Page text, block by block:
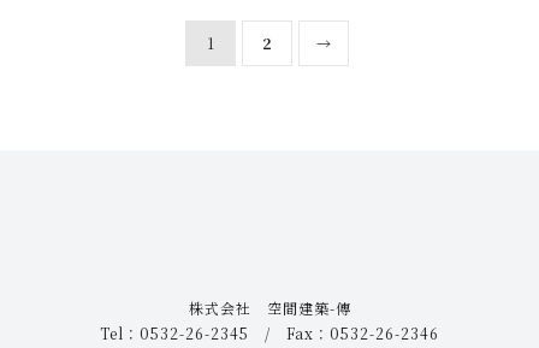
1 2 →
株式会社 空間建築-傳
Tel：0532-26-2345 / Fax：0532-26-2346